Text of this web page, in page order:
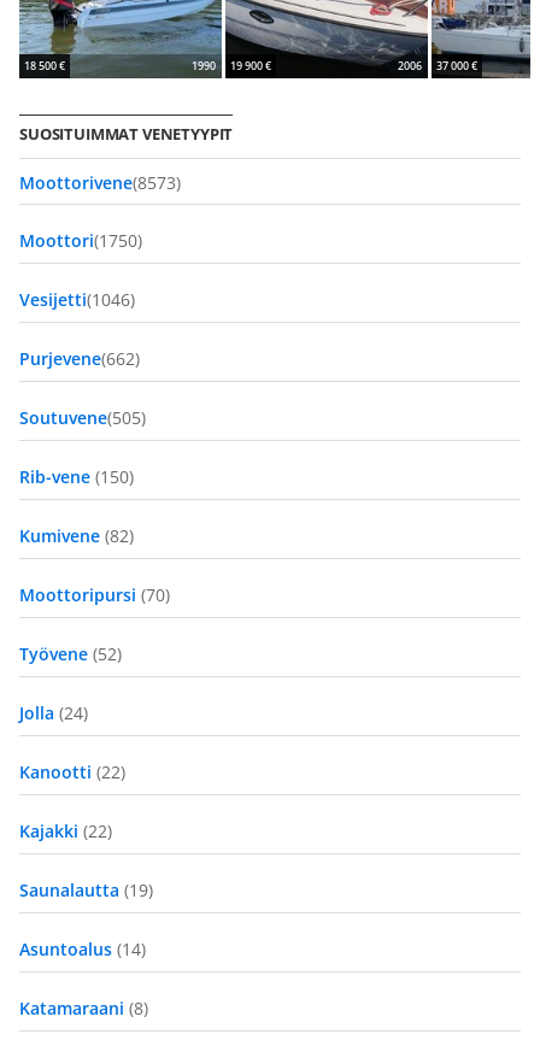
18 500 € 1990 19 900 € 2006 37 000 €
SUOSITUIMMAT VENETYYPIT
Moottorivene(8573)
Moottori(1750)
Vesijetti(1046)
Purjevene(662)
Soutuvene(505)
Rib-vene (150)
Kumivene (82)
Moottoripursi (70)
Työvene (52)
Jolla (24)
Kanootti (22)
Kajakki (22)
Saunalautta (19)
Asuntoalus (14)
Katamaraani (8)